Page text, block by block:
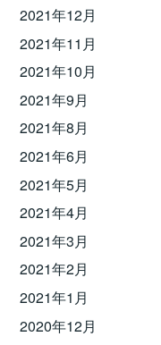
2021年12月
2021年11月
2021年10月
2021年9月
2021年8月
2021年6月
2021年5月
2021年4月
2021年3月
2021年2月
2021年1月
2020年12月